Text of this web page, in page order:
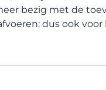
bezig met de
dus ook